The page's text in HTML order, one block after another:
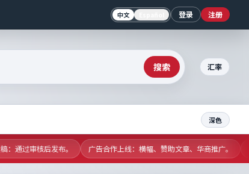
中文 登录 注册
搜索 汇率
深色
通过审核后发布。 广告合作上线：横幅、赞助文章、华商推广。